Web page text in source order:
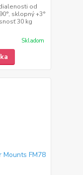
od
sklopný +3°
30 kg
Skladom